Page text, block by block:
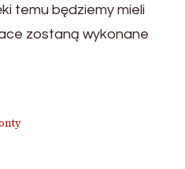
temu będziemy mieli
zostaną wykonane